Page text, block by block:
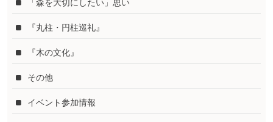
「森を大切にしたい」思い
『丸柱・円柱巡礼』
『木の文化』
その他
イベント参加情報